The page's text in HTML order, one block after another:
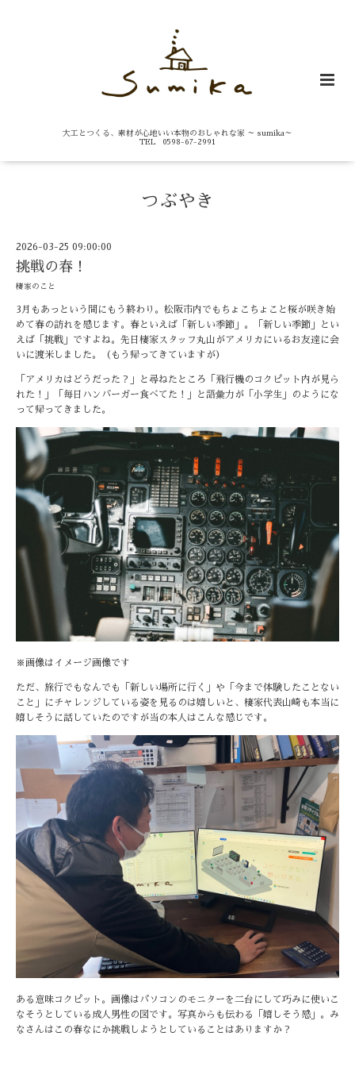
大工とつくる、素材が心地いい本物のおしゃれな家 ～ sumika～
TEL 0598-67-2991
つぶやき
2026-03-25 09:00:00
挑戦の春！
棲家のこと
3月もあっという間にもう終わり。松阪市内でもちょこちょこと桜が咲き始
めて春の訪れを感じます。春といえば「新しい季節」。「新しい季節」とい
えば「挑戦」ですよね。先日棲家スタッフ丸山がアメリカにいるお友達に会
いに渡米しました。（もう帰ってきていますが）
「アメリカはどうだった？」と尋ねたところ「飛行機のコクピット内が見ら
れた！」「毎日ハンバーガー食べてた！」と語彙力が「小学生」のようにな
って帰ってきました。
※画像はイメージ画像です
ただ、旅行でもなんでも「新しい場所に行く」や「今まで体験したことない
こと」にチャレンジしている姿を見るのは嬉しいと、棲家代表山崎も本当に
嬉しそうに話していたのですが当の本人はこんな感じです。
ある意味コクピット。画像はパソコンのモニターを二台にして巧みに使いこ
なそうとしている成人男性の図です。写真からも伝わる「嬉しそう感」。み
なさんはこの春なにか挑戦しようとしていることはありますか？